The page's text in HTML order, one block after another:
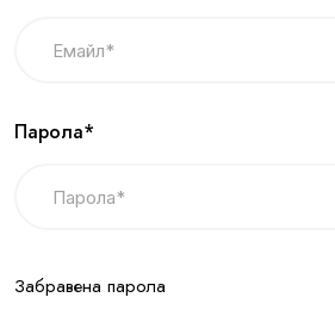
Парола*
Забравена парола